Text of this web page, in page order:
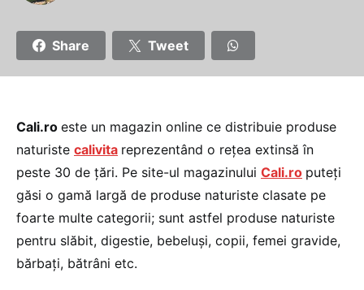
Share Tweet
Cali.ro este un magazin online ce distribuie produse
naturiste calivita reprezentând o reţea extinsă în
peste 30 de ţări. Pe site-ul magazinului Cali.ro puteţi
găsi o gamă largă de produse naturiste clasate pe
foarte multe categorii; sunt astfel produse naturiste
pentru slăbit, digestie, bebeluşi, copii, femei gravide,
bărbaţi, bătrâni etc.